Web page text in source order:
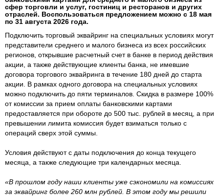
сфер торговли и услуг, гостиниц и ресторанов и других
отраслей. Воспользоваться предложением можно с 18 мая
по 31 августа 2026 года.
Подключить торговый эквайринг на специальных условиях могут
представители среднего и малого бизнеса из всех российских
регионов, открывшие расчетный счет в банке в период действия
акции, а также действующие клиенты банка, не имевшие
договора торгового эквайринга в течение 180 дней до старта
акции. В рамках одного договора на специальных условиях
можно подключить до пяти терминалов. Скидка в размере 100%
от комиссии за прием оплаты банковскими картами
предоставляется при обороте до 500 тыс. рублей в месяц, а при
превышении лимита комиссия будет взиматься только с
операций сверх этой суммы.
Условия действуют с даты подключения до конца текущего
месяца, а также следующие три календарных месяца.
«В прошлом году наши клиенты уже сэкономили на комиссиях
за эквайринг более 260 млн рублей. В этом году мы решили